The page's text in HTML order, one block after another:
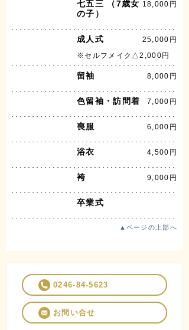
七五三 （7歳女
の子）
18,000円
成人式
25,000円
※セルフメイク△2,000円
留袖 8,000円
色留袖・訪問着 7,000円
喪服 6,000円
浴衣 4,500円
袴 9,000円
卒業式
▲ページの上部へ
0246-84-5623
お問い合せ